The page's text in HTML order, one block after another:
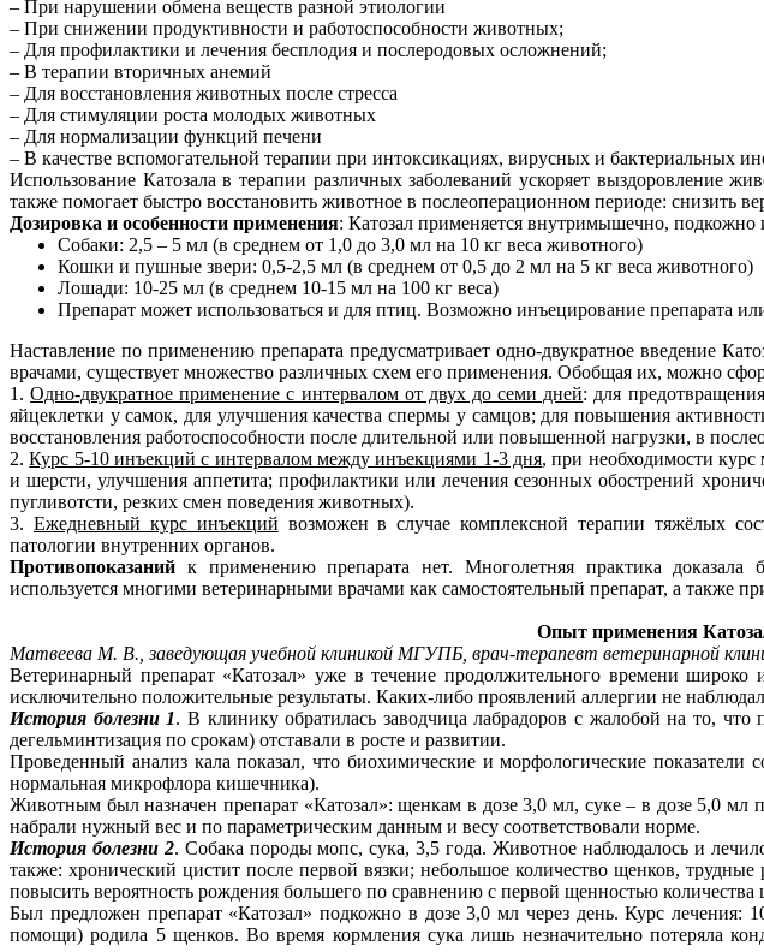
– При нарушении обмена веществ разной этиологии
– При снижении продуктивности и работоспособности животных;
– Для профилактики и лечения бесплодия и послеродовых осложнений;
– В терапии вторичных анемий
– Для восстановления животных после стресса
– Для стимуляции роста молодых животных
– Для нормализации функций печени
– В качестве вспомогательной терапии при интоксикациях, вирусных и бактериальных
Использование Катозала в терапии различных заболеваний ускоряет выздоровление
также помогает быстро восстановить животное в послеоперационном периоде: снизить
Дозировка и особенности применения: Катозал применяется внутримышечно,
Собаки: 2,5 – 5 мл (в среднем от 1,0 до 3,0 мл на 10 кг веса животного)
Кошки и пушные звери: 0,5-2,5 мл (в среднем от 0,5 до 2 мл на 5 кг веса животного)
Лошади: 10-25 мл (в среднем 10-15 мл на 100 кг веса)
Препарат может использоваться и для птиц. Возможно инъецирование препарата
Наставление по применению препарата предусматривает одно-двукратное введение
врачами, существует множество различных схем его применения. Обобщая их, можно
1.Одно-двукратное применение с интервалом от двух до семи дней: для
яйцеклетки у самок, для улучшения качества спермы у самцов; для повышения
восстановления работоспособности после длительной или повышенной нагрузки, в
2.Курс 5-10 инъекций с интервалом между инъекциями 1-3 дня, при необходимости
и шерсти, улучшения аппетита; профилактики или лечения сезонных обострений
пугливотсти, резких смен поведения животных).
3. Ежедневный курс инъекций возможен в случае комплексной терапии тяжёлых
патологии внутренних органов.
Противопоказаний к применению препарата нет. Многолетняя практика доказала
используется многими ветеринарными врачами как самостоятельный препарат, а также
Опыт применения
Матвеева М. В., заведующая учебной клиникой МГУПБ, врач-терапевт ветеринарной
Ветеринарный препарат «Катозал» уже в течение продолжительного времени
исключительно положительные результаты. Каких-либо проявлений аллергии не
История болезни 1. В клинику обратилась заводчица лабрадоров с жалобой на то,
дегельминтизация по срокам) отставали в росте и развитии.
Проведенный анализ кала показал, что биохимические и морфологические показатели
нормальная микрофлора кишечника).
Животным был назначен препарат «Катозал»: щенкам в дозе 3,0 мл, суке – в дозе 5,0 мл
набрали нужный вес и по параметрическим данным и весу соответствовали норме.
История болезни 2. Собака породы мопс, сука, 3,5 года. Животное наблюдалось и
также: хронический цистит после первой вязки; небольшое количество щенков,
повысить вероятность рождения большего по сравнению с первой щенностью количества
Был предложен препарат «Катозал» подкожно в дозе 3,0 мл через день. Курс лечения:
помощи) родила 5 щенков. Во время кормления сука лишь незначительно потеряла